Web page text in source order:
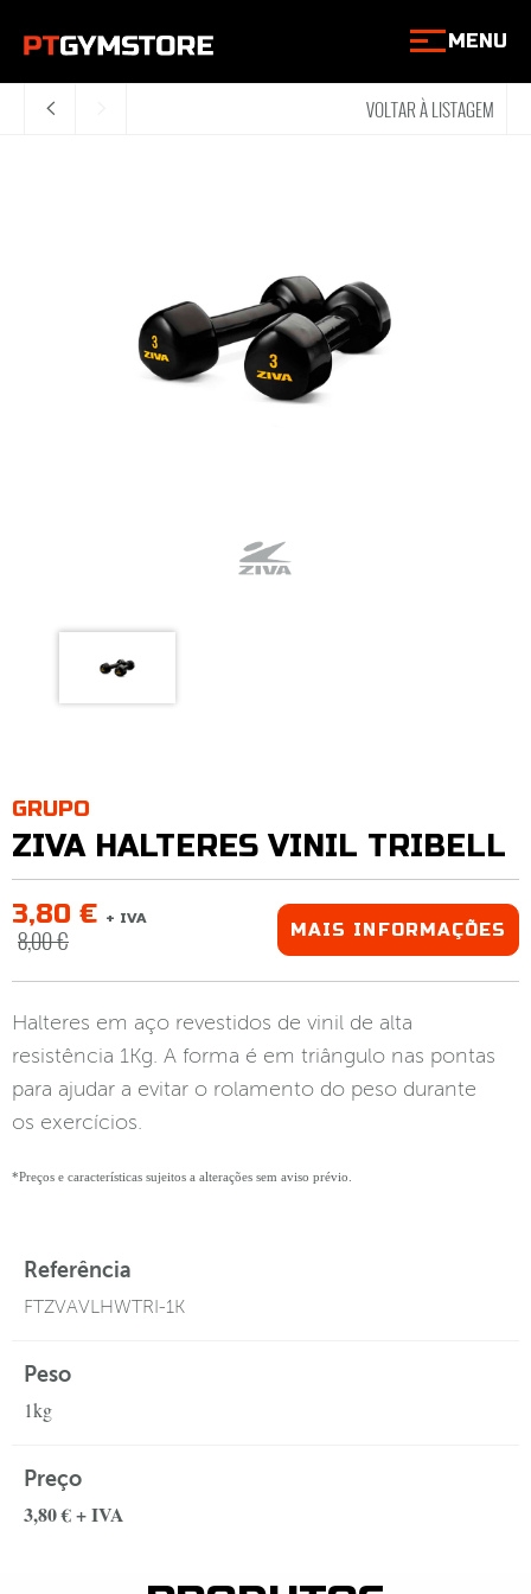
MENU
< VOLTAR À LISTAGEM
GRUPO
ZIVA HALTERES VINIL TRIBELL
3,80 € + IVA
8,00 € MAIS INFORMAÇÕES
Halteres em aço revestidos de vinil de alta
resistência 1Kg. A forma é em triângulo nas pontas
para ajudar a evitar o rolamento do peso durante
os exercícios.
*Preços e características sujeitos a alterações sem aviso prévio.
Referência
FTZVAVLHWTRI-1K
Peso
1kg
Preço
3,80 € + IVA